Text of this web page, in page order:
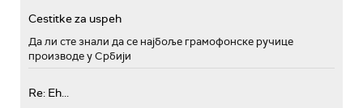
Cestitke za uspeh
Да ли сте знали да се најбоље грамофонске ручице
производе у Србији
Re: Eh...